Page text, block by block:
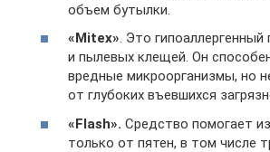
объем бутылки.
«Mitex». Это
и пылевых клещей. Он
вредные микроорганизмы, но
от глубоких въевшихся
«Flash». Средство помогает
только от пятен, в том числе